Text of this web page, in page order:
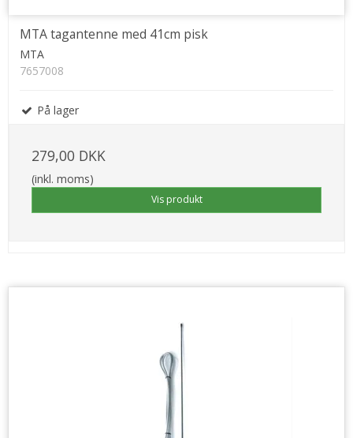
MTA tagantenne med 41cm pisk
MTA
7657008
På lager
279,00 DKK
(inkl. moms)
Vis produkt